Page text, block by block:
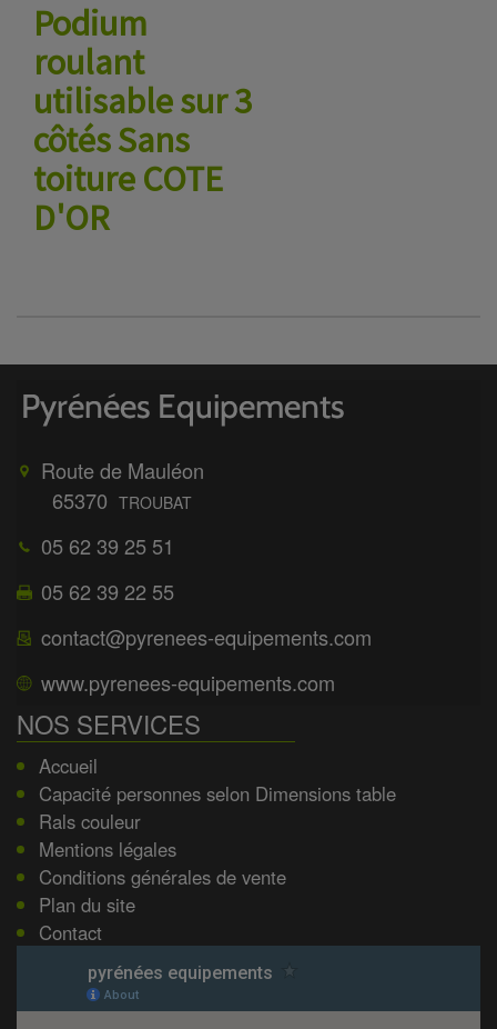
Podium
roulant
utilisable sur 3
côtés Sans
toiture COTE
D'OR
Route de Mauléon
65370 TROUBAT
05 62 39 25 51
05 62 39 22 55
contact@pyrenees-equipements.com
www.pyrenees-equipements.com
NOS SERVICES
Accueil
Capacité personnes selon Dimensions table
Rals couleur
Mentions légales
Conditions générales de vente
Plan du site
Contact